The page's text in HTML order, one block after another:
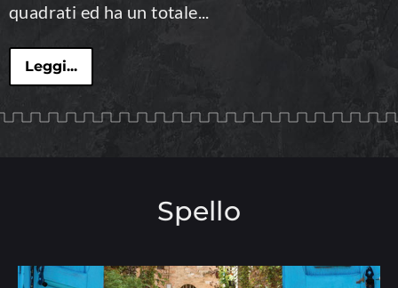
quadrati ed ha un totale...
Leggi...
Spello